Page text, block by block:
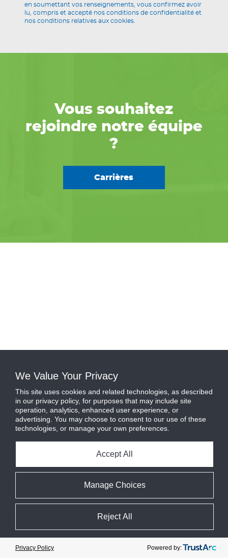
en soumettant vos renseignements, vous confirmez avoir
lu, compris et accepté nos conditions de confidentialité et
nos conditions relatives aux cookies.
Vous souhaitez
rejoindre notre équipe
?
Carrières
We Value Your Privacy
This site uses cookies and related technologies, as described
in our privacy policy, for purposes that may include site
operation, analytics, enhanced user experience, or
advertising. You may choose to consent to our use of these
technologies, or manage your own preferences.
Manage Choices
Accept All
Reject All
Privacy Policy Powered by: